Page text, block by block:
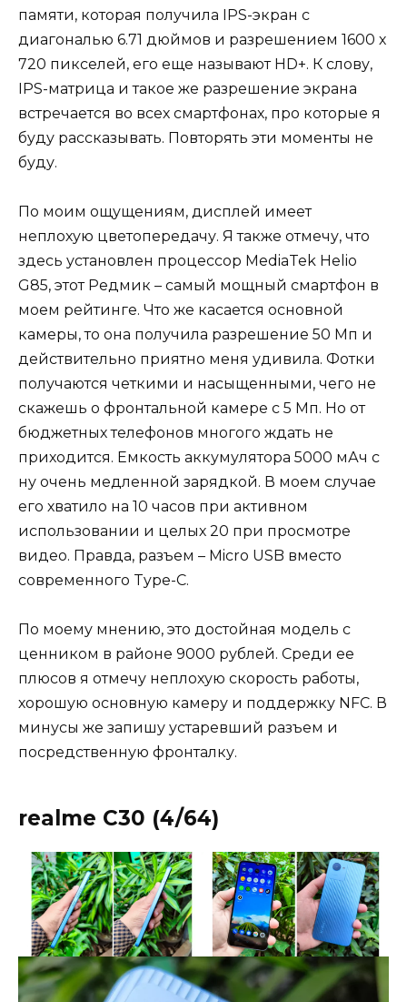
памяти, которая получила IPS-экран с
диагональю 6.71 дюймов и разрешением 1600 х
720 пикселей, его еще называют HD+. К слову,
IPS-матрица и такое же разрешение экрана
встречается во всех смартфонах, про которые я
буду рассказывать. Повторять эти моменты не
буду.
По моим ощущениям, дисплей имеет
неплохую цветопередачу. Я также отмечу, что
здесь установлен процессор MediaTek Helio
G85, этот Редмик – самый мощный смартфон в
моем рейтинге. Что же касается основной
камеры, то она получила разрешение 50 Мп и
действительно приятно меня удивила. Фотки
получаются четкими и насыщенными, чего не
скажешь о фронтальной камере с 5 Мп. Но от
бюджетных телефонов многого ждать не
приходится. Емкость аккумулятора 5000 мАч с
ну очень медленной зарядкой. В моем случае
его хватило на 10 часов при активном
использовании и целых 20 при просмотре
видео. Правда, разъем – Micro USB вместо
современного Type-C.
По моему мнению, это достойная модель с
ценником в районе 9000 рублей. Среди ее
плюсов я отмечу неплохую скорость работы,
хорошую основную камеру и поддержку NFC. В
минусы же запишу устаревший разъем и
посредственную фронталку.
realme C30 (4/64)